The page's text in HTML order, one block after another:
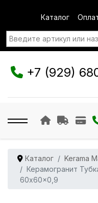
Каталог
+7 (929)
Каталог Kerama
Керамогранит
60x60x0,9